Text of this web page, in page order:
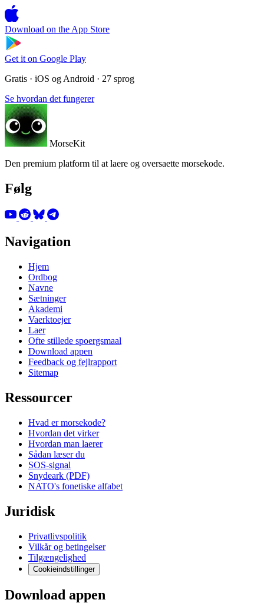
Download on the App Store
Get it on Google Play
Gratis · iOS og Android · 27 sprog
Se hvordan det fungerer
MorseKit
Den premium platform til at laere og oversaette morsekode.
Følg
Navigation
Hjem
Ordbog
Navne
Sætninger
Akademi
Vaerktoejer
Laer
Ofte stillede spoergsmaal
Download appen
Feedback og fejlrapport
Sitemap
Ressourcer
Hvad er morsekode?
Hvordan det virker
Hvordan man laerer
Sådan læser du
SOS-signal
Snydeark (PDF)
NATO's fonetiske alfabet
Juridisk
Privatlivspolitik
Vilkår og betingelser
Tilgængelighed
Cookieindstillinger
Download appen